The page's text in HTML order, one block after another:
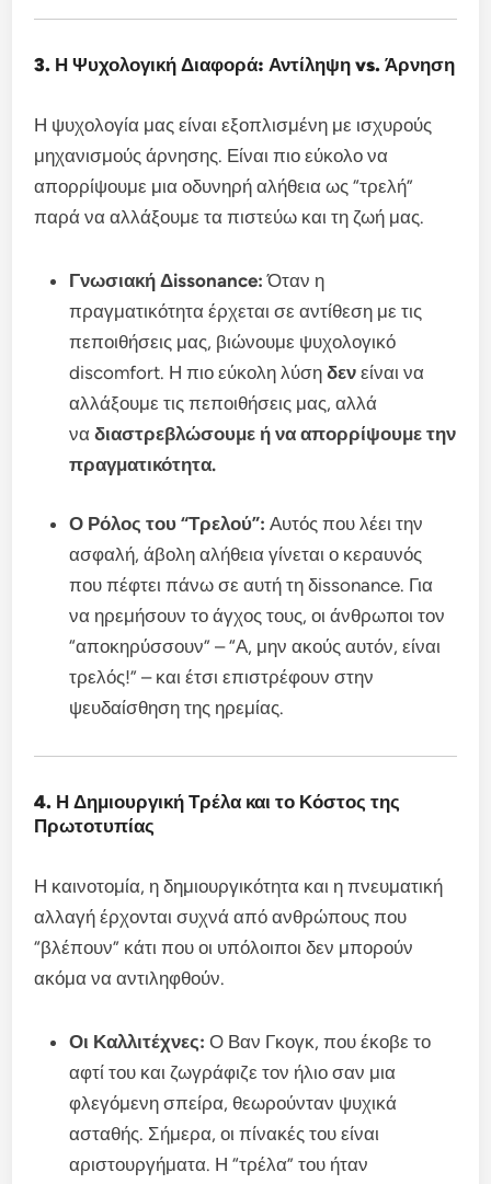
3. Η Ψυχολογική Διαφορά: Αντίληψη vs. Άρνηση
Η ψυχολογία μας είναι εξοπλισμένη με ισχυρούς
μηχανισμούς άρνησης. Είναι πιο εύκολο να
απορρίψουμε μια οδυνηρή αλήθεια ως “τρελή”
παρά να αλλάξουμε τα πιστεύω και τη ζωή μας.
Γνωσιακή Δissonance: Όταν η
πραγματικότητα έρχεται σε αντίθεση με τις
πεποιθήσεις μας, βιώνουμε ψυχολογικό
discomfort. Η πιο εύκολη λύσηδεν είναι να
αλλάξουμε τις πεποιθήσεις μας, αλλά
ναδιαστρεβλώσουμε ή να απορρίψουμε την
πραγματικότητα.
Ο Ρόλος του “Τρελού”: Αυτός που λέει την
ασφαλή, άβολη αλήθεια γίνεται ο κεραυνός
που πέφτει πάνω σε αυτή τη δissonance. Για
να ηρεμήσουν το άγχος τους, οι άνθρωποι τον
“αποκηρύσσουν” – “Α, μην ακούς αυτόν, είναι
τρελός!” – και έτσι επιστρέφουν στην
ψευδαίσθηση της ηρεμίας.
4. Η Δημιουργική Τρέλα και το Κόστος της
Πρωτοτυπίας
Η καινοτομία, η δημιουργικότητα και η πνευματική
αλλαγή έρχονται συχνά από ανθρώπους που
“βλέπουν” κάτι που οι υπόλοιποι δεν μπορούν
ακόμα να αντιληφθούν.
Οι Καλλιτέχνες: Ο Βαν Γκογκ, που έκοβε το
αφτί του και ζωγράφιζε τον ήλιο σαν μια
φλεγόμενη σπείρα, θεωρούνταν ψυχικά
ασταθής. Σήμερα, οι πίνακές του είναι
αριστουργήματα. Η “τρέλα” του ήταν